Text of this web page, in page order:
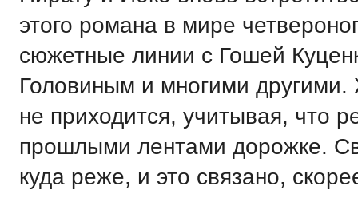
этого романа в мире
сюжетные линии с Гошей
Головиным и многими другими.
не приходится, учитывая, что
прошлыми лентами дорожке.
куда реже, и это связано,